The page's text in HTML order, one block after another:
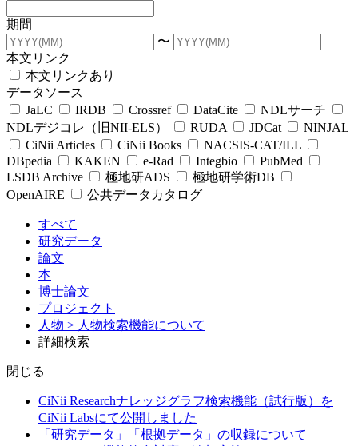
期間
〜
本文リンク
本文リンクあり
データソース
JaLC
IRDB Crossref DataCite
NDLサーチ
NDLデジコレ（旧NII-ELS）
RUDA JDCat
NINJAL
CiNii Articles
CiNii Books
NACSIS-CAT/ILL
DBpedia
KAKEN e-Rad Integbio
PubMed
LSDB Archive
極地研ADS
極地研学術DB
OpenAIRE
公共データカタログ
すべて
研究データ
論文
本
博士論文
プロジェクト
人物 > 人物検索機能について
詳細検索
閉じる
CiNii Researchナレッジグラフ検索機能（試行版）を
CiNii Labsにて公開しました
「研究データ」「根拠データ」の収録について